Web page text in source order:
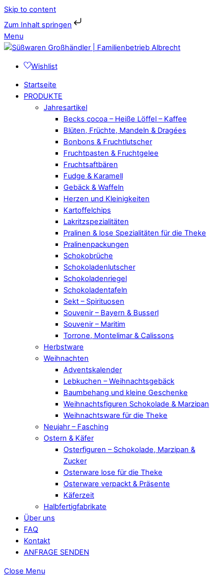
Skip to content
Zum Inhalt springen
Menu
Wishlist
Startseite
PRODUKTE
Jahresartikel
Becks cocoa – Heiße Löffel – Kaffee
Blüten, Früchte, Mandeln & Dragées
Bonbons & Fruchtlutscher
Fruchtpasten & Fruchtgelee
Fruchtsaftbären
Fudge & Karamell
Gebäck & Waffeln
Herzen und Kleinigkeiten
Kartoffelchips
Lakritzspezialitäten
Pralinen & lose Spezialitäten für die Theke
Pralinenpackungen
Schokobrüche
Schokoladenlutscher
Schokoladenriegel
Schokoladentafeln
Sekt – Spirituosen
Souvenir – Bayern & Busserl
Souvenir – Maritim
Torrone, Montelimar & Calissons
Herbstware
Weihnachten
Adventskalender
Lebkuchen – Weihnachtsgebäck
Baumbehang und kleine Geschenke
Weihnachtsfiguren Schokolade & Marzipan
Weihnachtsware für die Theke
Neujahr – Fasching
Ostern & Käfer
Osterfiguren – Schokolade, Marzipan &
Zucker
Osterware lose für die Theke
Osterware verpackt & Präsente
Käferzeit
Halbfertigfabrikate
Über uns
FAQ
Kontakt
ANFRAGE SENDEN
Close Menu